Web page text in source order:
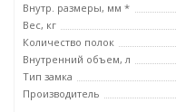
Внутр. размеры, мм *
Вес, кг
Количество полок
Внутренний объем, л
Тип замка
Производитель